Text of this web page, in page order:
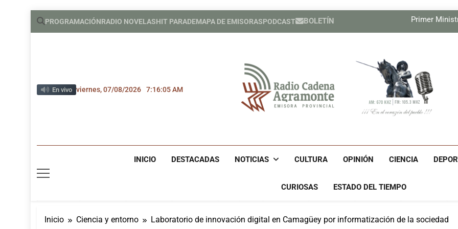
Saltar
PROGRAMACIÓNRADIO NOVELASHIT PARADEMAPA DE EMISORASPODCAST BOLETÍN
Primer
Nuevas medidas de Estados
Nuevas medidas de Estados
Relatores de la ONU exigen a
En vivo viernes, 07/08/2026 7:16:06 AM
Radio Cadena
INICIO DESTACADAS NOTICIAS CULTURA OPINIÓN CIENCIA
CURIOSAS ESTADO DEL TIEMPO
Inicio Ciencia y entorno Laboratorio de innovación digital en Camagüey por informatización de la sociedad